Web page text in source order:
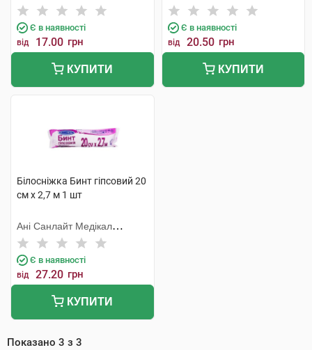
Продактс
Є в наявності
від 17.00 грн
КУПИТИ
Продактс
Є в наявності
від 20.50 грн
КУПИТИ
Білосніжка Бинт гіпсовий 20
см х 2,7 м 1 шт
Ані Санлайт Медікал
Продактс
Є в наявності
від 27.20 грн
КУПИТИ
Показано 3 з 3